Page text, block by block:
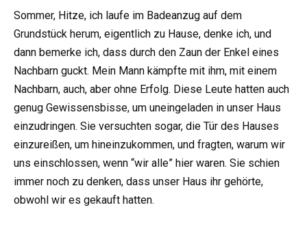
Sommer, Hitze, ich laufe im Badeanzug auf dem
Grundstück herum, eigentlich zu Hause, denke ich, und
dann bemerke ich, dass durch den Zaun der Enkel eines
Nachbarn guckt. Mein Mann kämpfte mit ihm, mit einem
Nachbarn, auch, aber ohne Erfolg. Diese Leute hatten auch
genug Gewissensbisse, um uneingeladen in unser Haus
einzudringen. Sie versuchten sogar, die Tür des Hauses
einzureißen, um hineinzukommen, und fragten, warum wir
uns einschlossen, wenn “wir alle” hier waren. Sie schien
immer noch zu denken, dass unser Haus ihr gehörte,
obwohl wir es gekauft hatten.